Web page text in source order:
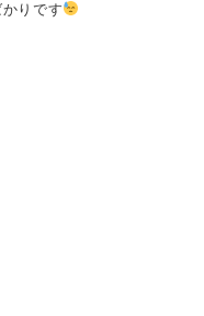
りです